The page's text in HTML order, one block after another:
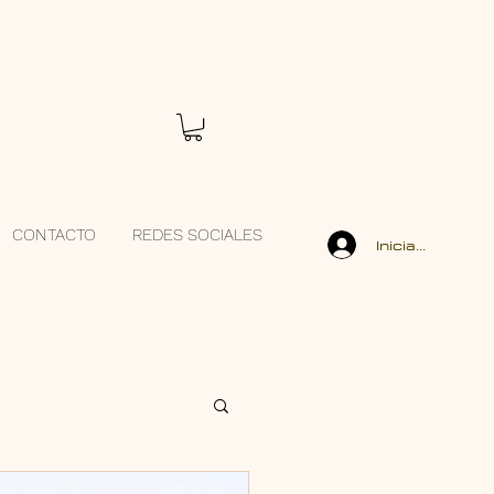
CONTACTO REDES SOCIALES Iniciar sesión